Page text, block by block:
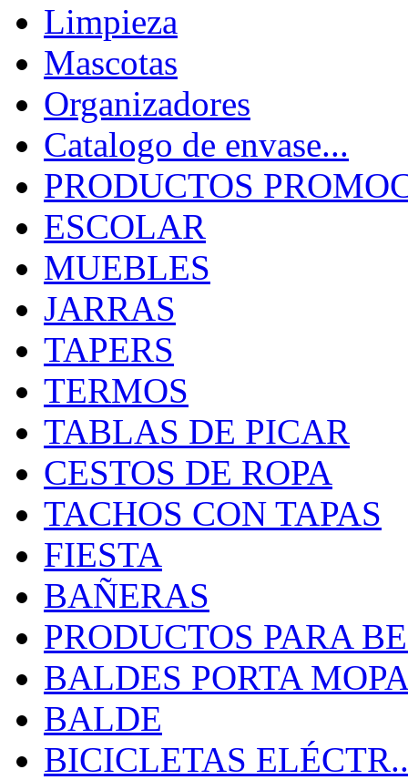
Limpieza
Mascotas
Organizadores
Catalogo de envase...
PRODUCTOS
ESCOLAR
MUEBLES
JARRAS
TAPERS
TERMOS
TABLAS DE PICAR
CESTOS DE ROPA
TACHOS CON TAPAS
FIESTA
BAÑERAS
PRODUCTOS PARA
BALDES PORTA
BALDE
BICICLETAS